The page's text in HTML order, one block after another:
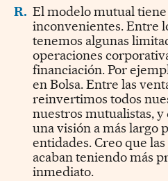
R. El modelo mutual tiene
inconvenientes. Entre
tenemos algunas
operaciones
financiación. Por
en Bolsa. Entre las
reinvertimos todos
nuestros mutualistas,
una visión a más largo
entidades. Creo que
acaban teniendo más
inmediato.